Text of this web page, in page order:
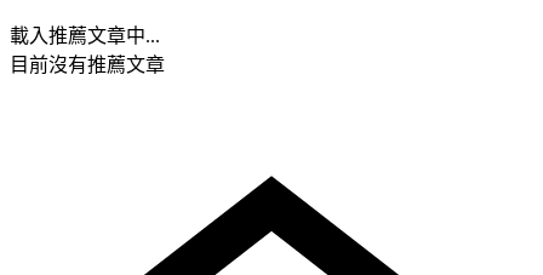
載入推薦文章中...
目前沒有推薦文章